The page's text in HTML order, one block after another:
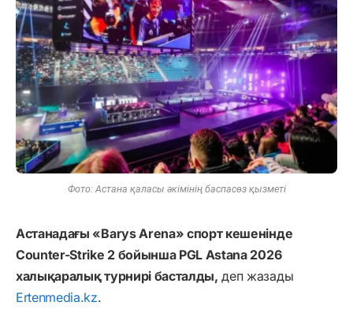
Фото: Астана қаласы әкімінің баспасөз қызметі
Астанадағы «Barys Arena» спорт кешенінде
Counter-Strike 2 бойынша PGL Astana 2026
халықаралық турнирі басталды, деп жазады
Ertenmedia.kz.